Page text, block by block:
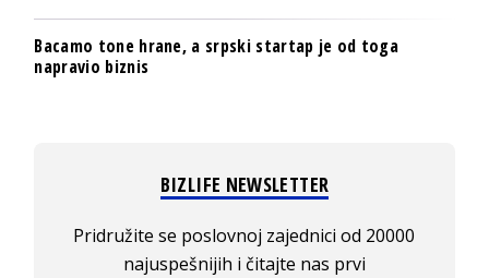
Bacamo tone hrane, a srpski startap je od toga
napravio biznis
BIZLIFE NEWSLETTER
Pridružite se poslovnoj zajednici od 20000
najuspešnijih i čitajte nas prvi